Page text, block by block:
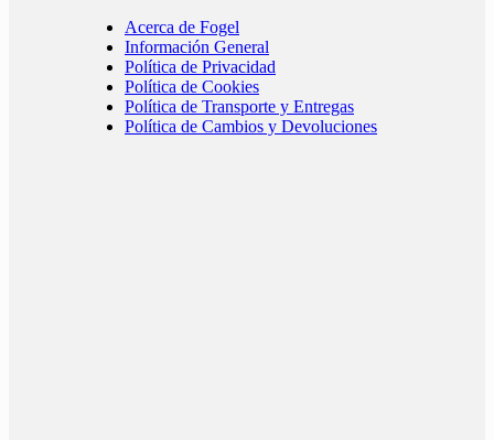
Acerca de Fogel
Información General
Política de Privacidad
Política de Cookies
Política de Transporte y Entregas
Política de Cambios y Devoluciones